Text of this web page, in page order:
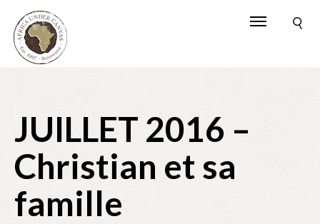
JUILLET 2016 –
Christian et sa
famille